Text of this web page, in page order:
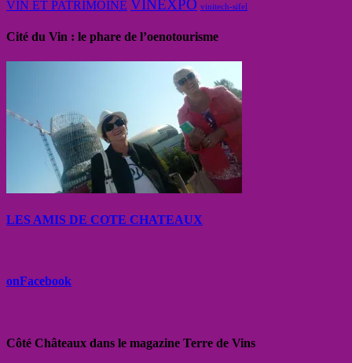
VIN ET PATRIMOINE VINEXPO vinitech-sifel
Cité du Vin : le phare de l’oenotourisme
LES AMIS DE COTE CHATEAUX
onFacebook
Côté Châteaux dans le magazine Terre de Vins